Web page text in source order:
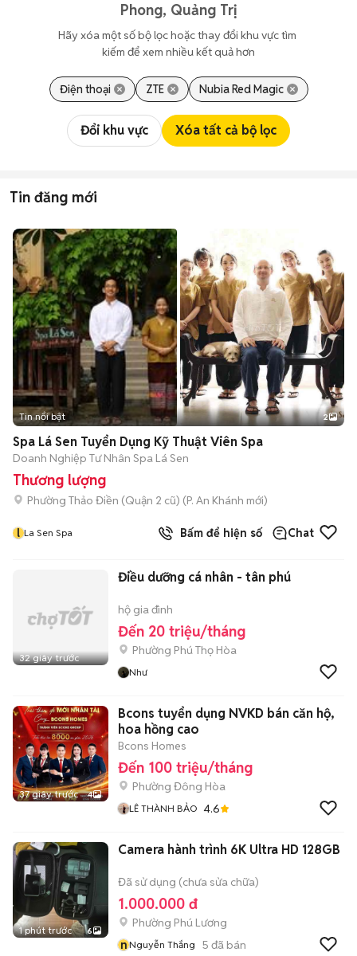
Phong, Quảng Trị
Hãy xóa một số bộ lọc hoặc thay đổi khu vực tìm
kiếm để xem nhiều kết quả hơn
Điện thoại ZTE Nubia Red Magic
Đổi khu vực Xóa tất cả bộ lọc
Tin đăng mới
Tin nổi bật 2
Spa Lá Sen Tuyển Dụng Kỹ Thuật Viên Spa
Doanh Nghiệp Tư Nhân Spa Lá Sen
Thương lượng
Phường Thảo Điền (Quận 2 cũ) (P. An Khánh mới)
l La Sen Spa Bấm để hiện số Chat
32 giây trước
Điều dưỡng cá nhân - tân phú
hộ gia đình
Đến 20 triệu/tháng
Phường Phú Thọ Hòa
Như
37 giây trước 4
Bcons tuyển dụng NVKD bán căn hộ,
hoa hồng cao
Bcons Homes
Đến 100 triệu/tháng
Phường Đông Hòa
LÊ THÀNH BẢO 4.6
1 phút trước 6
Camera hành trình 6K Ultra HD 128GB
Đã sử dụng (chưa sửa chữa)
1.000.000 đ
Phường Phú Lương
nNguyễn Thắng 5 đã bán